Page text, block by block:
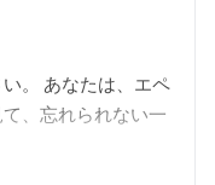
。 あなたは、エペ
、忘れられない一